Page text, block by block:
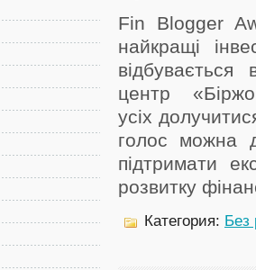
Fin Blogger
найкращі
центр
усіх
голос
підтримати
розвитку
Категория: Без